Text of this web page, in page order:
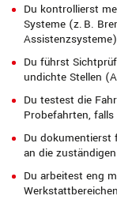
Du kontrollierst
Systeme (z. B.
Du führst
undichte Stellen
Du testest die
Probefahrten,
Du dokumentierst
an die
Du arbeitest eng